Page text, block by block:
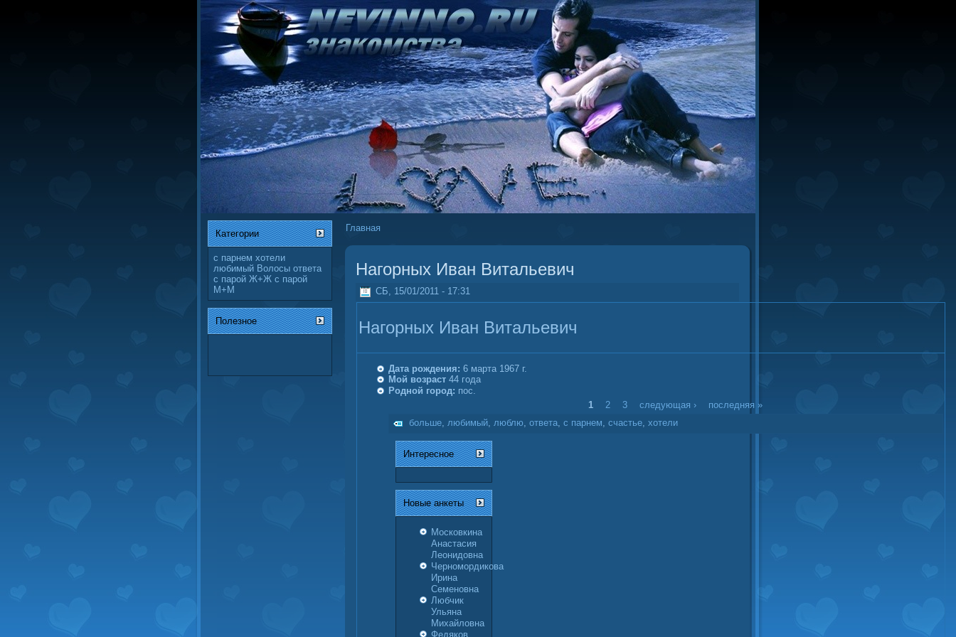
Категории
с парнем хотели
любимый Волосы ответа
с парой Ж+Ж с парой
М+М
Полезное
Главная
Нагорных Иван Витальевич
СБ, 15/01/2011 - 17:31
Нагорных Иван Витальевич
Дата рождения: 6 марта 1967 г.
Мой возраст 44 года
Родной город: пос.
1
2 3 следующая ›
последняя »
больше, любимый, люблю, ответа, с парнем, счастье, хотели
Интересное
Новые анкeты
Московкина
Анастасия
Леонидовна
Черномордикова
Ирина
Семеновна
Любчик
Ульяна
Михайловна
Федяков